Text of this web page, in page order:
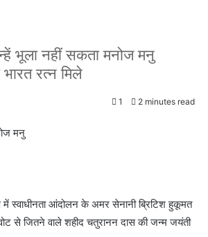
भूला नहीं सकता मनोज मनु
रत्न मिले
1 2 minutes read
मनु
स्वाधीनता आंदोलन के अमर सेनानी ब्रिटिश हुकूमत
से जितने वाले शहीद चतुरानन दास की जन्म जयंती